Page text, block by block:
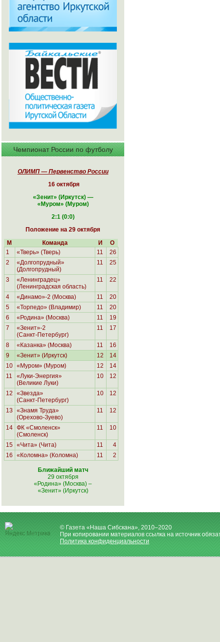
Чемпионат России по футболу
ОЛИМП — Первенство России
16 октября
«Зенит» (Иркутск) —
«Муром» (Муром)
2:1 (0:0)
Положение на 29 октября
М
Команда И
О
1
«Тверь» (Тверь) 11
26
2
«Долгопрудный»
(Долгопрудный)
11 25
3
«Ленинградец»
(Ленинградская область)
11 22
4 «Динамо»-2 (Москва) 11
20
5
«Торпедо» (Владимир) 11
20
6
«Родина» (Москва) 11
19
7
«Зенит»-2
(Санкт-Петербург)
11 17
8 «Казанка» (Москва) 11
16
9
«Зенит» (Иркутск) 12
14
10 «Муром» (Муром) 12
14
11
«Луки-Энергия»
(Великие Луки)
10 12
12
«Звезда»
(Санкт-Петербург)
10 12
13
«Знамя Труда»
(Орехово-Зуево)
11 12
14 ФК «Смоленск»
(Смоленск)
11 10
15 «Чита» (Чита) 11
4
16
«Коломна» (Коломна) 11 2
Ближайший матч
29 октября
«Родина» (Москва) –
«Зенит» (Иркутск)
© Газета «Наша Сибскана», 2010–2020
При копировании материалов ссылка на источник
Политика конфиденциальности